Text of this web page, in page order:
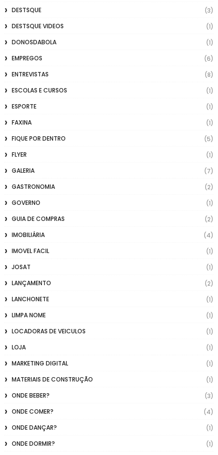
DESTSQUE
(3)
DESTSQUE VIDEOS
(1)
DONOSDABOLA
(1)
EMPREGOS
(6)
ENTREVISTAS
(8)
ESCOLAS E CURSOS
(1)
ESPORTE
(1)
FAXINA
(1)
FIQUE POR DENTRO
(5)
FLYER
(1)
GALERIA
(7)
GASTRONOMIA
(2)
GOVERNO
(1)
GUIA DE COMPRAS
(2)
IMOBILIÁRIA
(4)
IMOVEL FACIL
(1)
JOSAT
(1)
LANÇAMENTO
(2)
LANCHONETE
(1)
LIMPA NOME
(1)
LOCADORAS DE VEICULOS
(1)
LOJA
(1)
MARKETING DIGITAL
(1)
MATERIAIS DE CONSTRUÇÃO
(1)
ONDE BEBER?
(3)
ONDE COMER?
(4)
ONDE DANÇAR?
(1)
ONDE DORMIR?
(1)